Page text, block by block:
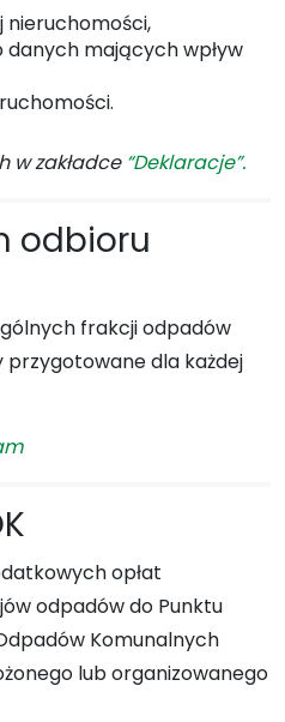
nieruchomości,
danych mających wpływ
w zakładce “Deklaracje”.
odbioru
frakcji odpadów
dla każdej
opłat
odpadów do Punktu
Komunalnych
lub organizowanego